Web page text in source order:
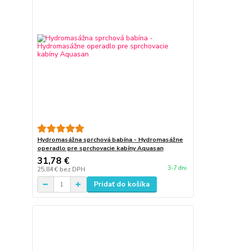
Hydromasážna sprchová babína - Hydromasážne
operadlo pre sprchovacie kabíny Aquasan
31,78 €
25,84 € bez DPH 3-7 dni
Pridať do košíka